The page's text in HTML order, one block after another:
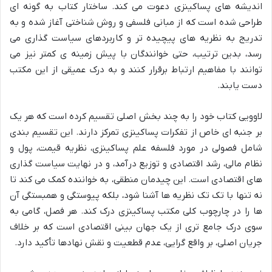
اندیشه های پساکینزی دعوت می کند. ساختار کتاب به گونه ای
طراحی شده است که از مبانی فلسفی و روش شناختی آغاز شده و به
تدریج به نظریه های پیچیده تر و کاربردهای سیاست گذاری می
رسد، بدین ترتیب، حتی خوانندگان با پیش زمینه ی کمتر نیز می
توانند با مفاهیم ارتباط برقرار کنند و به درک عمیقی از این مکتب
دست یابند.
لاوویی کتاب خود را به چند بخش اصلی تقسیم کرده است که هر یک
بر جنبه ای خاص از تفکرات پساکینزی تمرکز دارند. این تقسیم بندی
شامل فصولی در مورد فلسفه علم پساکینزی، نظریه قیمت، پول و
نظام مالی، رشد اقتصادی و توزیع درآمد، و در نهایت سیاست گذاری
های اقتصادی است. این چیدمان منطقی، به خواننده کمک می کند تا
نه تنها با تک تک نظریه ها آشنا شود، بلکه پیوستگی و همبستگی آن
ها را در چارچوب کلی مکتب پساکینزی درک کند. هر فصل، گامی به
سوی درک جامع تری از یک جهان بینی اقتصادی است که بر خلاف
جریان اصلی، بر واقع گرایی، عدم قطعیت و نقش نهادها تأکید دارد.